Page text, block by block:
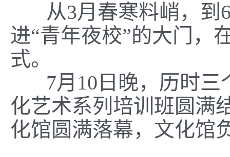
从3月春寒料峭，到6
进“青年夜校”的大门，
式。
7月10日晚，历时三
化艺术系列培训班圆满
化馆圆满落幕，文化馆